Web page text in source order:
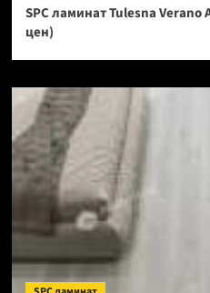
SPC ламинат Tulesna Verano
цен)